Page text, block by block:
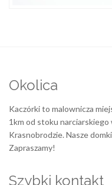
Okolica
Kaczórki to malownicza
1km od stoku narciarskiego
Krasnobrodzie. Nasze
Zapraszamy!
Szybki kontakt